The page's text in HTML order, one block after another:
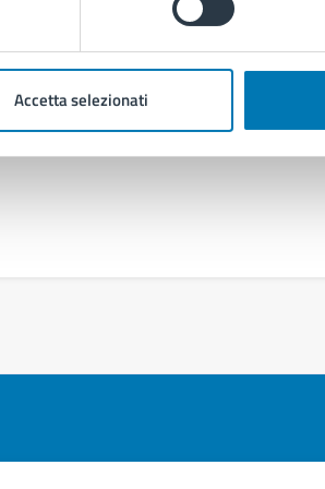
Accetta selezionati